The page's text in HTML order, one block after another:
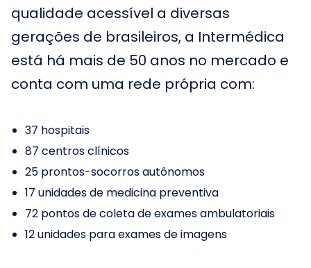
qualidade acessível a diversas
gerações de brasileiros, a Intermédica
está há mais de 50 anos no mercado e
conta com uma rede própria com:
37 hospitais
87 centros clínicos
25 prontos-socorros autônomos
17 unidades de medicina preventiva
72 pontos de coleta de exames ambulatoriais
12 unidades para exames de imagens